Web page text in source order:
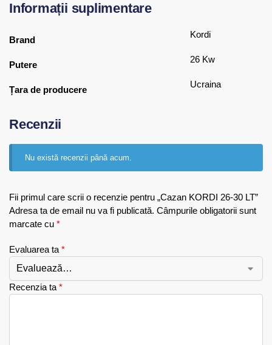
Informații suplimentare
Brand
Kordi
Putere
26 Kw
Țara de producere
Ucraina
Recenzii
Nu există recenzii până acum.
Fii primul care scrii o recenzie pentru „Cazan KORDI 26-30 LT”
Adresa ta de email nu va fi publicată. Câmpurile obligatorii sunt
marcate cu *
Evaluarea ta *
Recenzia ta *